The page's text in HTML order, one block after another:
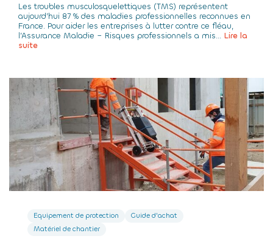
Les troubles musculosquelettiques (TMS) représentent
aujourd’hui 87 % des maladies professionnelles reconnues en
France. Pour aider les entreprises à lutter contre ce fléau,
l’Assurance Maladie – Risques professionnels a mis... Lire la
suite
Equipement de protection
Guide d'achat
Matériel de chantier